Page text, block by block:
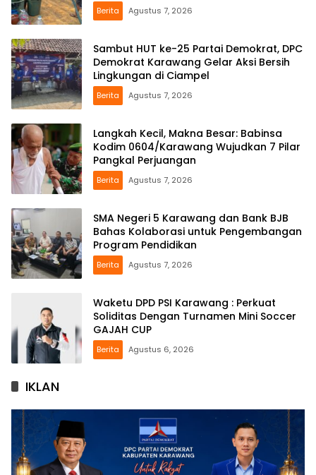
Berita Agustus 7, 2026
Sambut HUT ke-25 Partai Demokrat, DPC
Demokrat Karawang Gelar Aksi Bersih
Lingkungan di Ciampel
Berita Agustus 7, 2026
Langkah Kecil, Makna Besar: Babinsa
Kodim 0604/Karawang Wujudkan 7 Pilar
Pangkal Perjuangan
Berita Agustus 7, 2026
SMA Negeri 5 Karawang dan Bank BJB
Bahas Kolaborasi untuk Pengembangan
Program Pendidikan
Berita Agustus 7, 2026
Waketu DPD PSI Karawang : Perkuat
Soliditas Dengan Turnamen Mini Soccer
GAJAH CUP
Berita Agustus 6, 2026
IKLAN